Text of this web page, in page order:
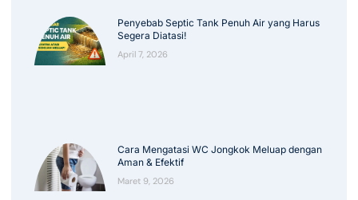
Penyebab Septic Tank Penuh Air yang Harus
Segera Diatasi!
April 7, 2026
Cara Mengatasi WC Jongkok Meluap dengan
Aman & Efektif
Maret 9, 2026